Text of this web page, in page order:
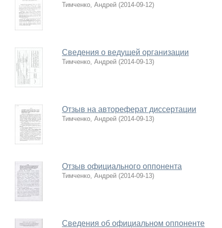
Тимченко, Андрей (2014-09-12)
Сведения о ведущей организации
Тимченко, Андрей (2014-09-13)
Отзыв на автореферат диссертации
Тимченко, Андрей (2014-09-13)
Отзыв официального оппонента
Тимченко, Андрей (2014-09-13)
Сведения об официальном оппоненте